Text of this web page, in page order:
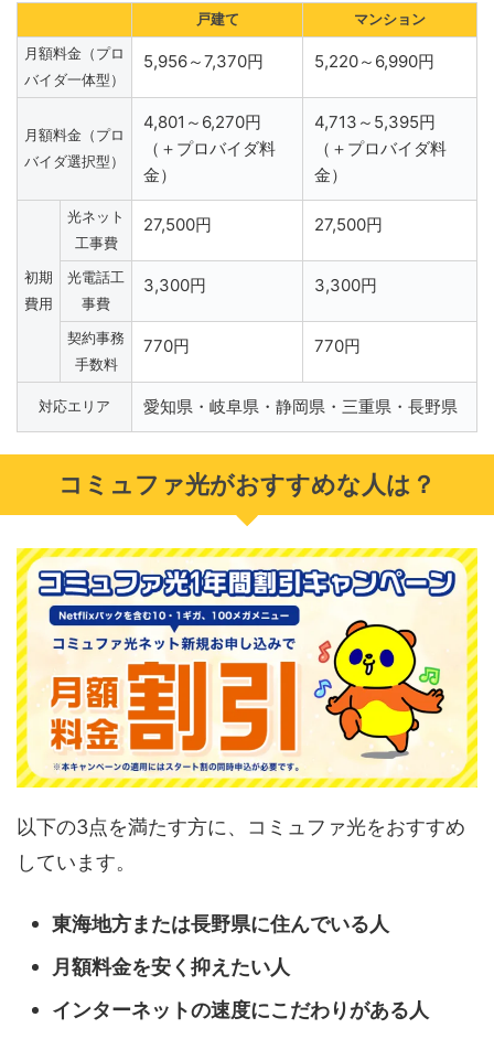
戸建て マンション
月額料金（プロ
バイダ一体型）
5,956～7,370円 5,220～6,990円
月額料金（プロ
バイダ選択型）
4,801～6,270円
（＋プロバイダ料
金）
4,713～5,395円
（＋プロバイダ料
金）
初期
費用
光ネット
工事費
27,500円 27,500円
光電話工
事費
3,300円 3,300円
契約事務
手数料
770円 770円
対応エリア 愛知県・岐阜県・静岡県・三重県・長野県
コミュファ光がおすすめな人は？
以下の3点を満たす方に、コミュファ光をおすすめ
しています。
東海地方または長野県に住んでいる人
月額料金を安く抑えたい人
インターネットの速度にこだわりがある人